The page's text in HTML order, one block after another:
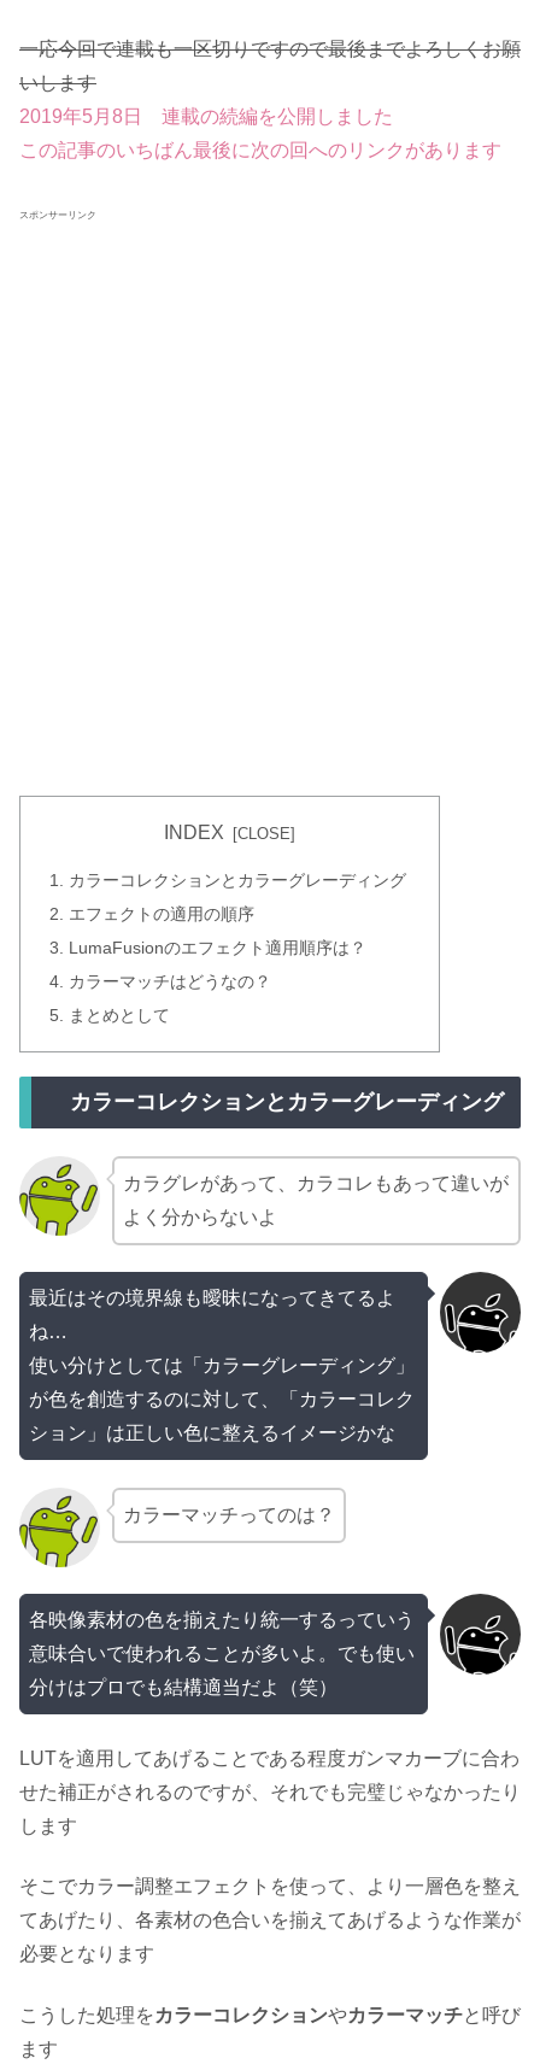
一応今回で連載も一区切りですので最後までよろしくお願
いします
2019年5月8日 連載の続編を公開しました
この記事のいちばん最後に次の回へのリンクがあります
スポンサーリンク
INDEX
カラーコレクションとカラーグレーディング
エフェクトの適用の順序
LumaFusionのエフェクト適用順序は？
カラーマッチはどうなの？
まとめとして
カラーコレクションとカラーグレーディング
カラグレがあって、カラコレもあって違いが
よく分からないよ
最近はその境界線も曖昧になってきてるよ
ね…
使い分けとしては「カラーグレーディング」
が色を創造するのに対して、「カラーコレク
ション」は正しい色に整えるイメージかな
カラーマッチってのは？
各映像素材の色を揃えたり統一するっていう
意味合いで使われることが多いよ。でも使い
分けはプロでも結構適当だよ（笑）
LUTを適用してあげることである程度ガンマカーブに合わ
せた補正がされるのですが、それでも完璧じゃなかったり
します
そこでカラー調整エフェクトを使って、より一層色を整え
てあげたり、各素材の色合いを揃えてあげるような作業が
必要となります
こうした処理を カラーコレクションやカラーマッチと呼び
ます